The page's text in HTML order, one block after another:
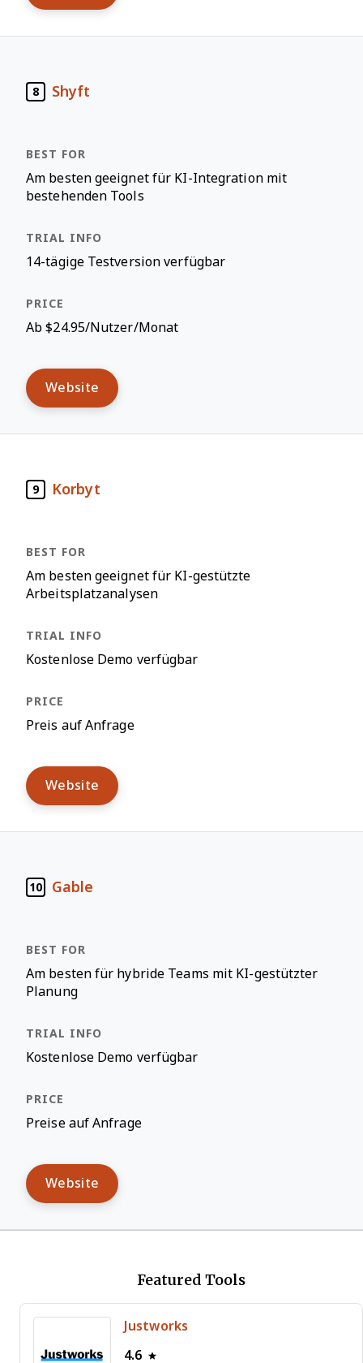
8 Shyft
Am besten geeignet für KI-Integration mit
bestehenden Tools
14-tägige Testversion verfügbar
Ab $24.95/Nutzer/Monat
Website
9 Korbyt
Am besten geeignet für KI-gestützte
Arbeitsplatzanalysen
Kostenlose Demo verfügbar
Preis auf Anfrage
Website
10 Gable
Am besten für hybride Teams mit KI-gestützter
Planung
Kostenlose Demo verfügbar
Preise auf Anfrage
Website
Featured Tools
Justworks
4.6